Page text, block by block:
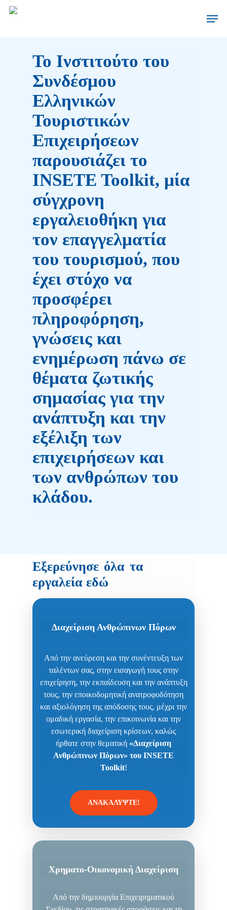
Το Ινστιτούτο του
Συνδέσμου
Ελληνικών
Τουριστικών
Επιχειρήσεων
παρουσιάζει το
INSETE Toolkit, μία
σύγχρονη
εργαλειοθήκη για
τον επαγγελματία
του τουρισμού, που
έχει στόχο να
προσφέρει
πληροφόρηση,
γνώσεις και
ενημέρωση πάνω σε
θέματα ζωτικής
σημασίας για την
ανάπτυξη και την
εξέλιξη των
επιχειρήσεων και
των ανθρώπων του
κλάδου.
Εξερεύνησε όλα τα
εργαλεία εδώ
Διαχείριση Ανθρώπινων Πόρων
Από την ανεύρεση και την συνέντευξη των
ταλέντων σας, στην εισαγωγή τους στην
επιχείρηση, την εκπαίδευση και την ανάπτυξη
τους, την εποικοδομητική ανατροφοδότηση
και αξιολόγηση της απόδοσης τους, μέχρι την
ομαδική εργασία, την επικοινωνία και την
εσωτερική διαχείριση κρίσεων, καλώς
ήρθατε στην θεματική «Διαχείριση
Ανθρώπινων Πόρων» του INSETE
Toolkit!
ΑΝΑΚΑΛΥΨΤΕ!
Χρηματο-Οικονομική Διαχείριση
Από την δημιουργία Επιχειρηματικού